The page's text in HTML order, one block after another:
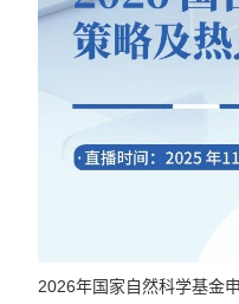
2026年国家自然科学基金